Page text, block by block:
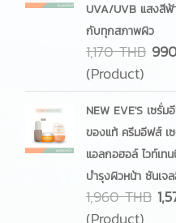
UVA/UVB แสงสีฟ้
กับทุกสภาพผิว
1,170 THB
(Product)
NEW EVE'S เซรั่
ของแท้ ครีมอีฟส์ เ
แอลกอฮอล์ ไวท์เท
บํารุงผิวหน้า ซันเจ
1,960 THB
(Product)